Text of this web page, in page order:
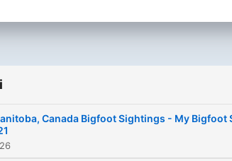
Canada Bigfoot Sightings - My Bigfoot